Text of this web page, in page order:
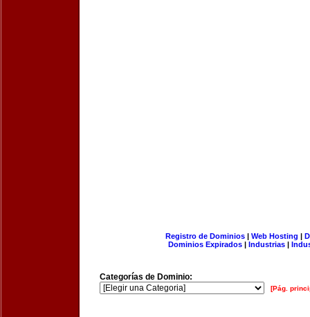
Registro de Dominios| Web Hosting |
Dominios Expirados | Industrias |
Categorías de Dominio:
[Pág.